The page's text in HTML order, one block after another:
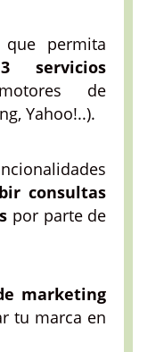
permita
servicios
de
Yahoo!..).
consultas
por parte de
marketing
tu marca en